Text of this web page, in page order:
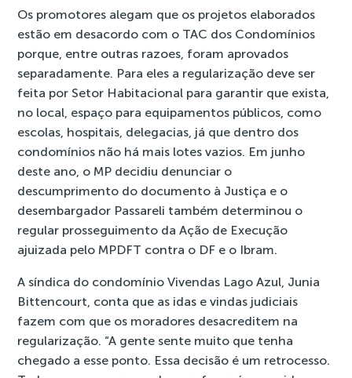
Os promotores alegam que os projetos elaborados
estão em desacordo com o TAC dos Condomínios
porque, entre outras razoes, foram aprovados
separadamente. Para eles a regularização deve ser
feita por Setor Habitacional para garantir que exista,
no local, espaço para equipamentos públicos, como
escolas, hospitais, delegacias, já que dentro dos
condomínios não há mais lotes vazios. Em junho
deste ano, o MP decidiu denunciar o
descumprimento do documento à Justiça e o
desembargador Passareli também determinou o
regular prosseguimento da Ação de Execução
ajuizada pelo MPDFT contra o DF e o Ibram.
A síndica do condomínio Vivendas Lago Azul, Junia
Bittencourt, conta que as idas e vindas judiciais
fazem com que os moradores desacreditem na
regularização. “A gente sente muito que tenha
chegado a esse ponto. Essa decisão é um retrocesso.